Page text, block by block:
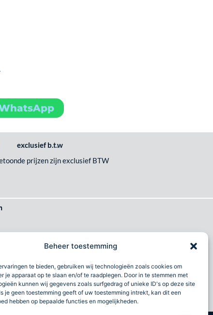
Beheer toestemming
te bieden, gebruiken wij technologieën zoals cookies om
je apparaat op te slaan en/of te raadplegen. Door in te stemmen met
kunnen wij gegevens zoals surfgedrag of unieke ID's op deze site
je geen toestemming geeft of uw toestemming intrekt, kan dit een
hebben op bepaalde functies en mogelijkheden.
exclusief b.t.w
prijzen zijn exclusief BTW
wilt